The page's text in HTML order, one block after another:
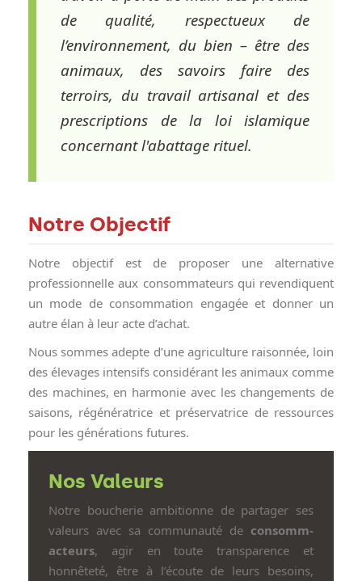
de qualité, respectueux de
l’environnement, du bien – être des
animaux, des savoirs faire des
terroirs, du travail artisanal et des
prescriptions de la loi islamique
concernant l'abattage rituel.
Notre Objectif
Notre objectif est de proposer une alternative
professionnelle aux consommateurs qui revendiquent
un mode de consommation engagée et donner un
autre élan à leur acte d’achat.
Nous sommes adepte d’une agriculture raisonnée, loin
des élevages intensifs considérant les animaux comme
des machines, en harmonie avec les changements de
saisons, régénératrice et préservatrice de ressources
pour les générations futures.
Nos Valeurs
Notre boucherie ambitionne de partager ses
valeurs avec sa communauté de consomm-
acteurs, agir en toute transparence et
honnêteté, être à l’écoute de leurs besoins,